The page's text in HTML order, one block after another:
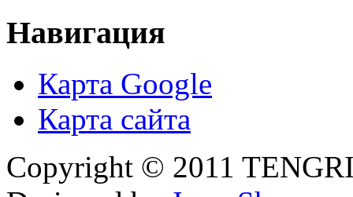
Навигация
Карта Google
Карта сайта
Copyright © 2011